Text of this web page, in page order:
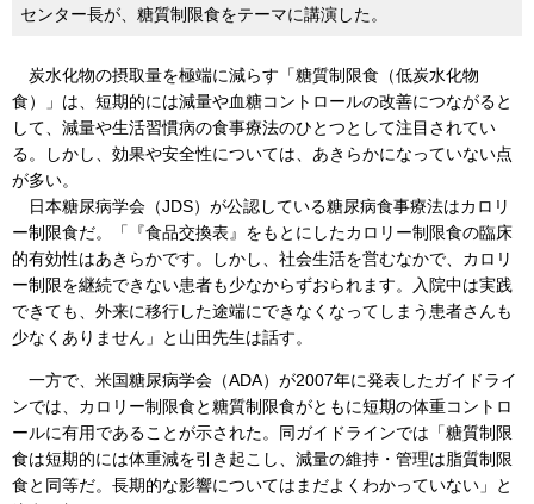
グリコアルブミン
センター長が、糖質制限食をテーマに講演した。
炭水化物の摂取量を極端に減らす「糖質制限食（低炭水化物
食）」は、短期的には減量や血糖コントロールの改善につながると
して、減量や生活習慣病の食事療法のひとつとして注目されてい
る。しかし、効果や安全性については、あきらかになっていない点
が多い。
日本糖尿病学会（JDS）が公認している糖尿病食事療法はカロリ
ー制限食だ。「『食品交換表』をもとにしたカロリー制限食の臨床
的有効性はあきらかです。しかし、社会生活を営むなかで、カロリ
ー制限を継続できない患者も少なからずおられます。入院中は実践
できても、外来に移行した途端にできなくなってしまう患者さんも
少なくありません」と山田先生は話す。
一方で、米国糖尿病学会（ADA）が2007年に発表したガイドライ
ンでは、カロリー制限食と糖質制限食がともに短期の体重コントロ
ールに有用であることが示された。同ガイドラインでは「糖質制限
食は短期的には体重減を引き起こし、減量の維持・管理は脂質制限
食と同等だ。長期的な影響についてはまだよくわかっていない」と